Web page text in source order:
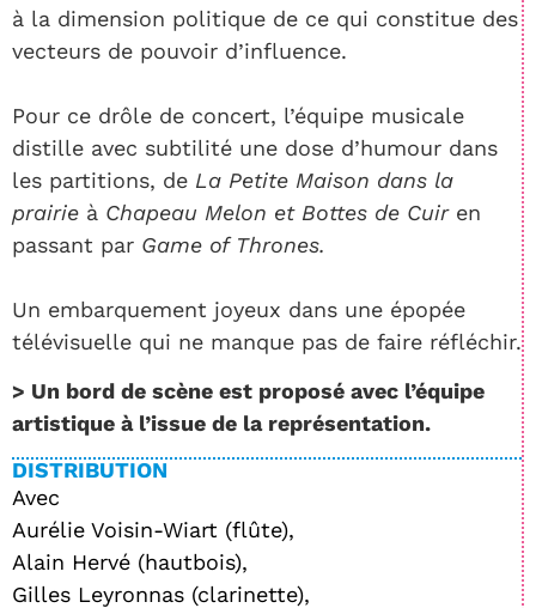
à la dimension politique de ce qui constitue des
vecteurs de pouvoir d’influence.
Pour ce drôle de concert, l’équipe musicale
distille avec subtilité une dose d’humour dans
les partitions, de La Petite Maison dans la
prairie à Chapeau Melon et Bottes de Cuiren
passant par Game of Thrones.
Un embarquement joyeux dans une épopée
télévisuelle qui ne manque pas de faire réfléchir.
> Un bord de scène est proposé avec l’équipe
artistique à l’issue de la représentation.
DISTRIBUTION
Avec
Aurélie Voisin-Wiart (flûte),
Alain Hervé (hautbois),
Gilles Leyronnas (clarinette),